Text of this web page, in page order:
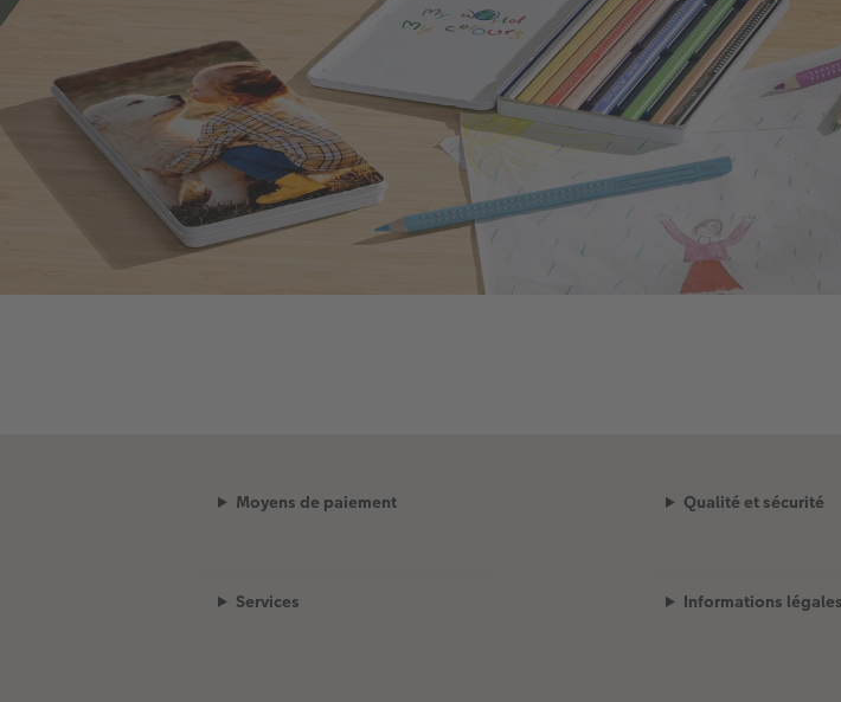
Moyens de paiement Qualité et sécurité
Services Informations légales